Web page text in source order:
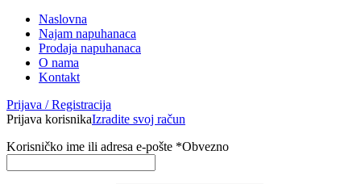
Naslovna
Najam napuhanaca
Prodaja napuhanaca
O nama
Kontakt
Prijava / Registracija
Prijava korisnikaIzradite svoj račun
Korisničko ime ili adresa e-pošte *Obvezno